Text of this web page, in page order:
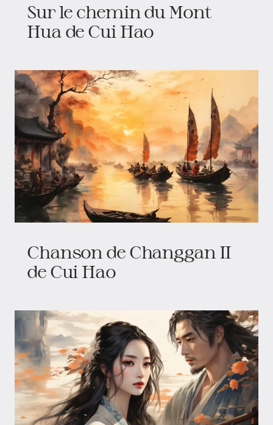
Sur le chemin du Mont
Hua de Cui Hao
Chanson de Changgan II
de Cui Hao